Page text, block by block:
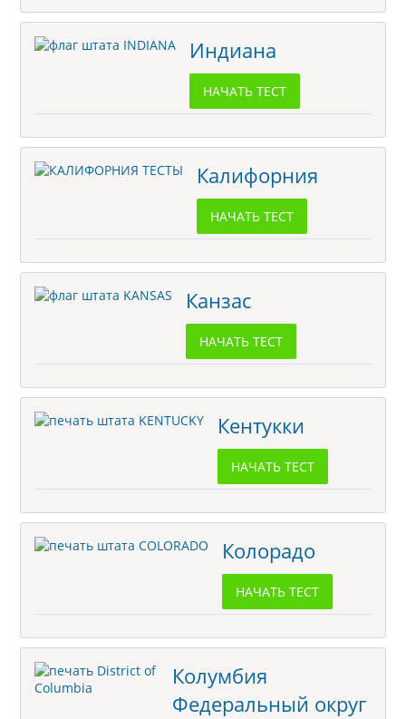
Индиана
НАЧАТЬ ТЕСТ
Калифорния
НАЧАТЬ ТЕСТ
Канзас
НАЧАТЬ ТЕСТ
Кентукки
НАЧАТЬ ТЕСТ
Колорадо
НАЧАТЬ ТЕСТ
Колумбия
Федеральный округ